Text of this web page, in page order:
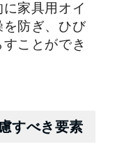
家具用オイ
防ぎ、ひび
ことができ
すべき要素